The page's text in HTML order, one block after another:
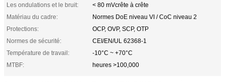
Les ondulations et le bruit:
< 80 mVcrête à crête
Matériau du cadre:
Normes DoE niveau VI / CoC niveau 2
Protections:
OCP, OVP, SCP, OTP
Normes de sécurité:
CEI/EN/UL 62368-1
Température de travail:
-10°C ~ +70°C
MTBF:
heures >100,000